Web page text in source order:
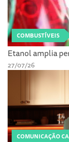
COMBUSTÍVEIS
Etanol amplia
27/07/26
COMUNICAÇÃO